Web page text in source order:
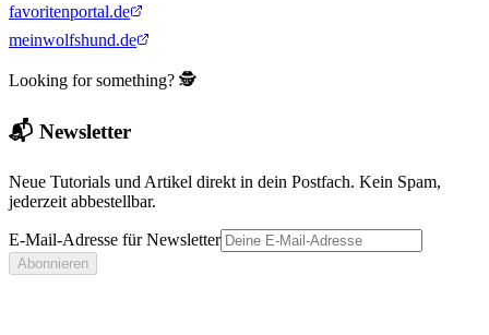
favoritenportal.de
meinwolfshund.de
Looking for something? 🕵️
📬 Newsletter
Neue Tutorials und Artikel direkt in dein Postfach. Kein Spam,
jederzeit abbestellbar.
E-Mail-Adresse für Newsletter
Abonnieren